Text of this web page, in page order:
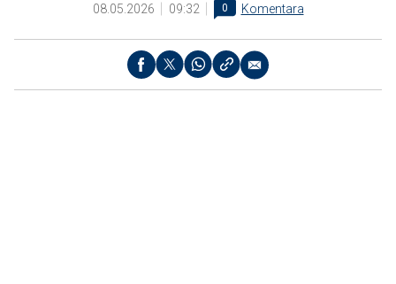
08.05.2026 09:32 0 Komentara